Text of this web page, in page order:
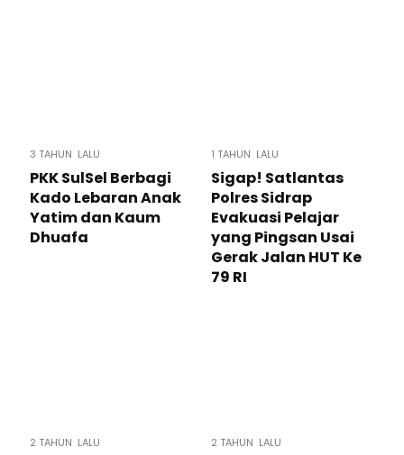
3 TAHUN LALU
PKK SulSel Berbagi
Kado Lebaran Anak
Yatim dan Kaum
Dhuafa
1 TAHUN LALU
Sigap! Satlantas
Polres Sidrap
Evakuasi Pelajar
yang Pingsan Usai
Gerak Jalan HUT Ke
79 RI
2 TAHUN LALU 2 TAHUN LALU